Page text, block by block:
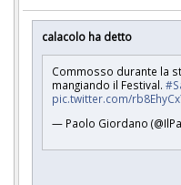
calacolo ha detto
Commosso durante la
mangiando il Festival.
pic.twitter.com/
— Paolo Giordano